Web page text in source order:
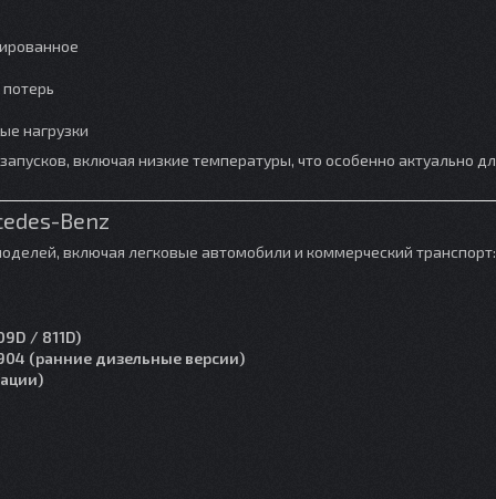
нагрузки
включая низкие температуры, что особенно актуально
Benz
включая легковые автомобили и коммерческий транспорт:
/ 811D)
(ранние дизельные версии)